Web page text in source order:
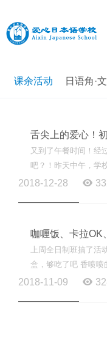
课余活动 日语角·
舌尖上的爱心！
又到了午餐时间！经
吧？！昨天中午，学
餐，让我们来看看他
2018-12-28
咖喱饭、卡拉OK
上周全日制班搞了
盒，够吃了吧 香喷喷
放了，省得引起大家
2018-11-09